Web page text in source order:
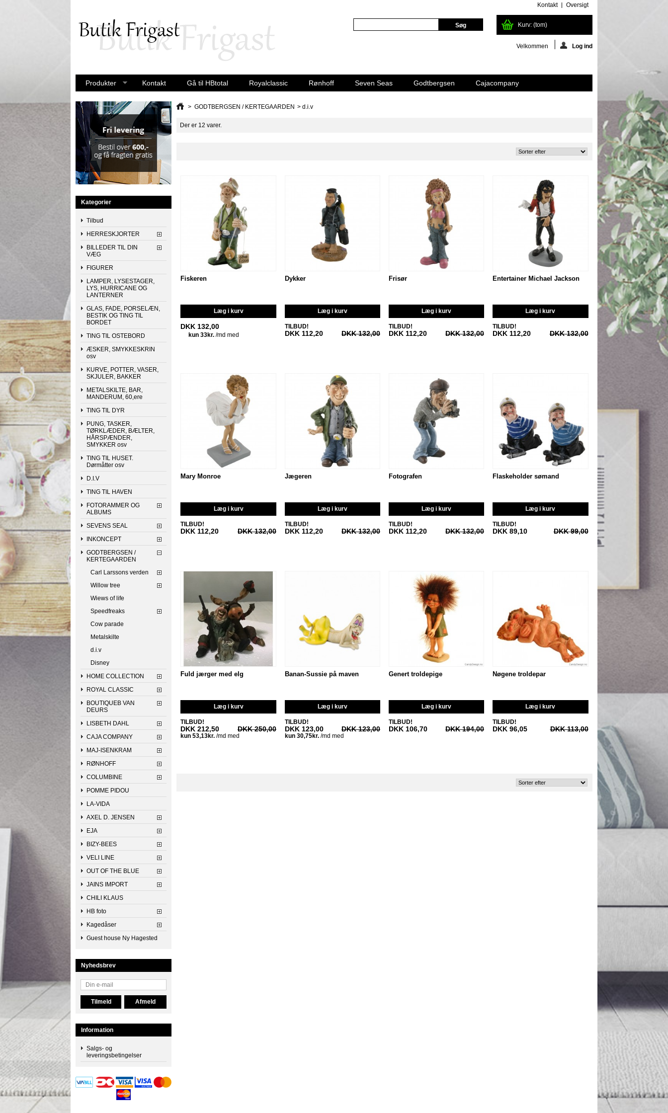
Kontakt Oversigt
Kurv: (tom)
Velkommen Log ind
Produkter Kontakt Gå til HBtotal Royalclassic Rønhoff Seven Seas Godtbergsen Cajacompany
Kategorier
Tilbud
HERRESKJORTER
BILLEDER TIL DIN
VÆG
FIGURER
LAMPER, LYSESTAGER,
LYS, HURRICANE OG
LANTERNER
GLAS, FADE, PORSELÆN,
BESTIK OG TING TIL
BORDET
TING TIL OSTEBORD
ÆSKER, SMYKKESKRIN
osv
KURVE, POTTER, VASER,
SKJULER, BAKKER
METALSKILTE, BAR,
MANDERUM, 60,ere
TING TIL DYR
PUNG, TASKER,
TØRKLÆDER, BÆLTER,
HÅRSPÆNDER,
SMYKKER osv
TING TIL HUSET.
Dørmåtter osv
D.I.V
TING TIL HAVEN
FOTORAMMER OG
ALBUMS
SEVENS SEAL
INKONCEPT
GODTBERGSEN /
KERTEGAARDEN
Carl Larssons verden
Willow tree
Wiews of life
Speedfreaks
Cow parade
Metalskilte
d.i.v
Disney
HOME COLLECTION
ROYAL CLASSIC
BOUTIQUEB VAN
DEURS
LISBETH DAHL
CAJA COMPANY
MAJ-ISENKRAM
RØNHOFF
COLUMBINE
POMME PIDOU
LA-VIDA
AXEL D. JENSEN
EJA
BIZY-BEES
VELI LINE
OUT OF THE BLUE
JAINS IMPORT
CHILI KLAUS
HB foto
Kagedåser
Guest house Ny Hagested
Nyhedsbrev
Information
Salgs- og
leveringsbetingelser
> GODTBERGSEN / KERTEGAARDEN > d.i.v
Der er 12 varer.
Fiskeren
Læg i kurv
DKK 132,00
Dykker
Læg i kurv
TILBUD!
DKK 112,20 DKK 132,00
Frisør
Læg i kurv
TILBUD!
DKK 112,20 DKK 132,00
Entertainer Michael Jackson
Læg i kurv
TILBUD!
DKK 112,20 DKK 132,00
Mary Monroe
Læg i kurv
TILBUD!
DKK 112,20 DKK 132,00
Jægeren
Læg i kurv
TILBUD!
DKK 112,20 DKK 132,00
Fotografen
Læg i kurv
TILBUD!
DKK 112,20 DKK 132,00
Flaskeholder sømand
Læg i kurv
TILBUD!
DKK 89,10 DKK 99,00
Fuld jærger med elg
Læg i kurv
TILBUD!
DKK 212,50 DKK 250,00
Banan-Sussie på maven
Læg i kurv
TILBUD!
DKK 123,00 DKK 123,00
Genert troldepige
Læg i kurv
TILBUD!
DKK 106,70 DKK 194,00
Nøgene troldepar
Læg i kurv
TILBUD!
DKK 96,05 DKK 113,00